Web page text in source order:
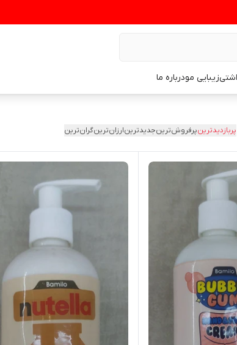
زیبایی مودرباره ما
پربازدیدترینپرفروش‌ترینجدیدترینارزان‌ترینگران‌ترین